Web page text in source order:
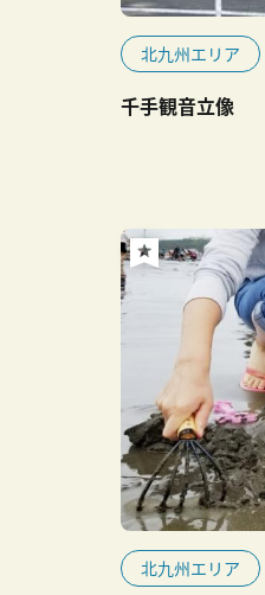
北九州エリア
千手観音立像
北九州エリア